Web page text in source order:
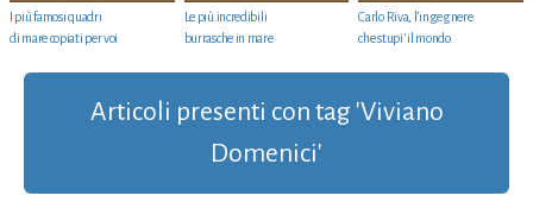
I più famosi quadri
di mare copiati per voi
Le più incredibili
burrasche in mare
Carlo Riva, l’ingegnere
che stupi' il mondo
Articoli presenti con tag 'Viviano
Domenici'